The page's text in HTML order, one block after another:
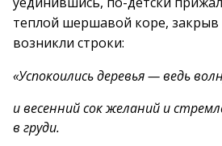
теплой шершавой коре, закрыв
возникли строки:
«Успокоились деревья — ведь
и весенний сок желаний и
в груди.